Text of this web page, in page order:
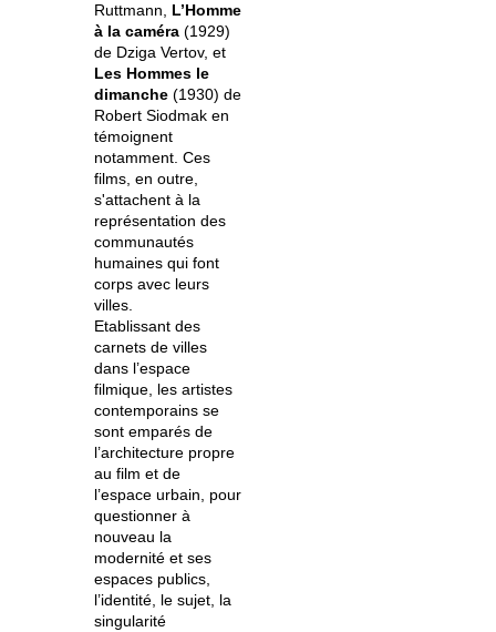
Ruttmann, L’Homme
à la caméra (1929)
de Dziga Vertov, et
Les Hommes le
dimanche (1930) de
Robert Siodmak en
témoignent
notamment. Ces
films, en outre,
s'attachent à la
représentation des
communautés
humaines qui font
corps avec leurs
villes.
Etablissant des
carnets de villes
dans l’espace
filmique, les artistes
contemporains se
sont emparés de
l’architecture propre
au film et de
l’espace urbain, pour
questionner à
nouveau la
modernité et ses
espaces publics,
l’identité, le sujet, la
singularité